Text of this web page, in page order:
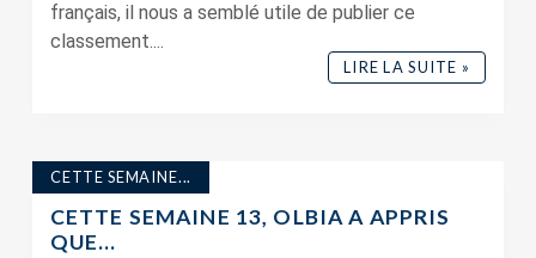
français, il nous a semblé utile de publier ce
classement....
LIRE LA SUITE »
CETTE SEMAINE...
CETTE SEMAINE 13, OLBIA A APPRIS
QUE…